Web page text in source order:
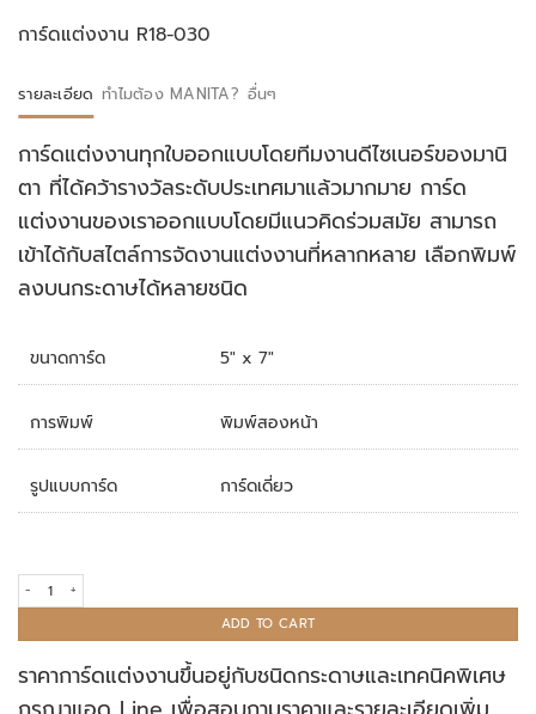
การ์ดแต่งงาน R18-030
รายละเอียด ทำไมต้อง MANITA? อื่นๆ
การ์ดแต่งงานทุกใบออกแบบโดยทีมงานดีไซเนอร์ของมานิ
ตา ที่ได้คว้ารางวัลระดับประเทศมาแล้วมากมาย การ์ด
แต่งงานของเราออกแบบโดยมีแนวคิดร่วมสมัย สามารถ
เข้าได้กับสไตล์การจัดงานแต่งงานที่หลากหลาย เลือกพิมพ์
ลงบนกระดาษได้หลายชนิด
ขนาดการ์ด 5" x 7"
การพิมพ์ พิมพ์สองหน้า
รูปแบบการ์ด การ์ดเดี่ยว
การ์ดแต่งงาน R18-030 quantity
ADD TO CART
ราคาการ์ดแต่งงานขึ้นอยู่กับชนิดกระดาษและเทคนิคพิเศษ